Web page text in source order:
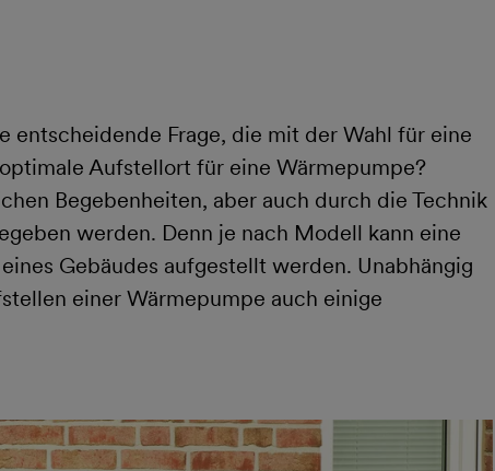
entscheidende Frage, die mit der Wahl für eine
Aufstellort für eine Wärmepumpe?
Begebenheiten, aber auch durch die Technik
werden. Denn je nach Modell kann eine
Gebäudes aufgestellt werden. Unabhängig
einer Wärmepumpe auch einige